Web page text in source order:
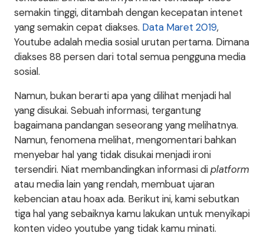
semakin tinggi, ditambah dengan kecepatan intenet
yang semakin cepat diakses. Data Maret 2019,
Youtube adalah media sosial urutan pertama. Dimana
diakses 88 persen dari total semua pengguna media
sosial.
Namun, bukan berarti apa yang dilihat menjadi hal
yang disukai. Sebuah informasi, tergantung
bagaimana pandangan seseorang yang melihatnya.
Namun, fenomena melihat, mengomentari bahkan
menyebar hal yang tidak disukai menjadi ironi
tersendiri. Niat membandingkan informasi diplatform
atau media lain yang rendah, membuat ujaran
kebencian atau hoax ada. Berikut ini, kami sebutkan
tiga hal yang sebaiknya kamu lakukan untuk menyikapi
konten video youtube yang tidak kamu minati.